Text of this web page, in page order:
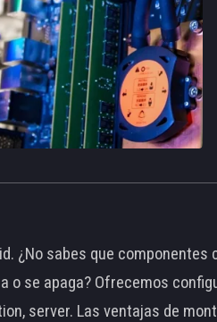
¿No sabes que
se apaga? Ofrecemos
server. Las ventajas de